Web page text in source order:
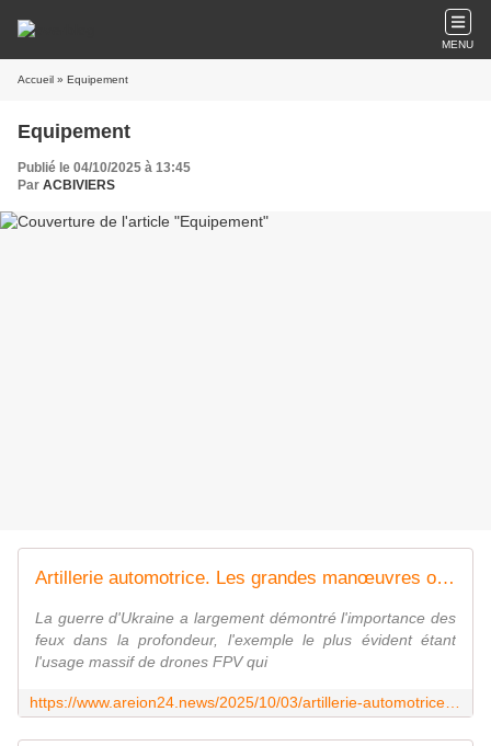
MENU
Accueil » Equipement
Equipement
Publié le 04/10/2025 à 13:45
Par ACBIVIERS
Artillerie automotrice. Les grandes manœuvres ont commencé
La guerre d'Ukraine a largement démontré l'importance des
feux dans la profondeur, l'exemple le plus évident étant
l'usage massif de drones FPV qui